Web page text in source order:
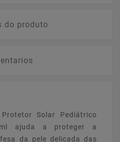
do produto
Solar Pediátrico
ajuda a proteger a
da pele delicada das